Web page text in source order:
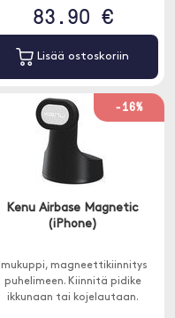
83.90 €
Lisää ostoskoriin
-16%
Kenu Airbase Magnetic
(iPhone)
Imukuppi, magneettikiinnitys
puhelimeen. Kiinnitä pidike
ikkunaan tai kojelautaan.